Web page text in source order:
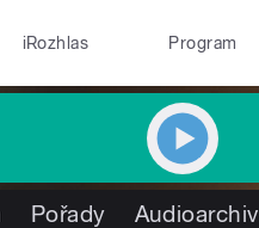
iRozhlas Program
Pořady Audioarchiv